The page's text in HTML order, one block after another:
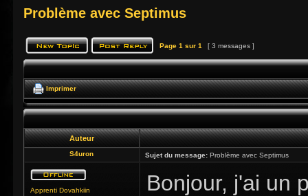
Problème avec Septimus
Page 1 sur 1 [ 3 messages ]
Imprimer
Auteur
S4uron Sujet du message: Problème avec Septimus
Apprenti Dovahkiin
Bonjour, j'ai un